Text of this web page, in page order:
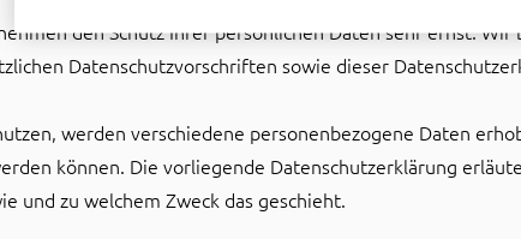
den Schutz Ihrer persönlichen Daten sehr ernst.
Datenschutzvorschriften sowie dieser
werden verschiedene personenbezogene Daten
können. Die vorliegende Datenschutzerklärung
und zu welchem Zweck das geschieht.